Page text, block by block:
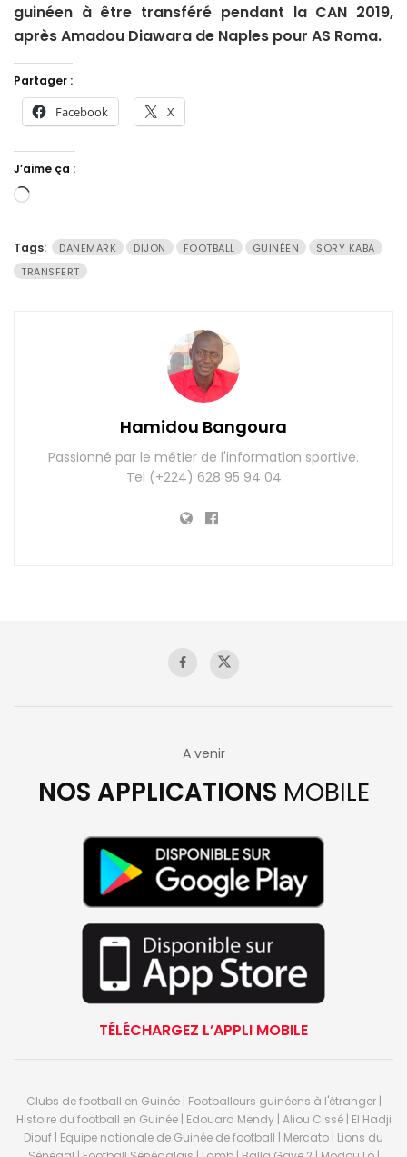
guinéen à être transféré pendant la CAN 2019,
après Amadou Diawara de Naples pour AS Roma.
Partager :
Facebook X
J’aime ça :
Chargement…
Tags: DANEMARK DIJON FOOTBALL GUINÉEN
SORY KABA
TRANSFERT
Hamidou Bangoura
Passionné par le métier de l'information sportive.
Tel (+224) 628 95 94 04
A venir
NOS APPLICATIONS MOBILE
TÉLÉCHARGEZ L’APPLI MOBILE
Clubs de football en Guinée | Footballeurs guinéens à l'étranger |
Histoire du football en Guinée | Edouard Mendy | Aliou Cissé | El Hadji
Diouf | Equipe nationale de Guinée de football | Mercato | Lions du